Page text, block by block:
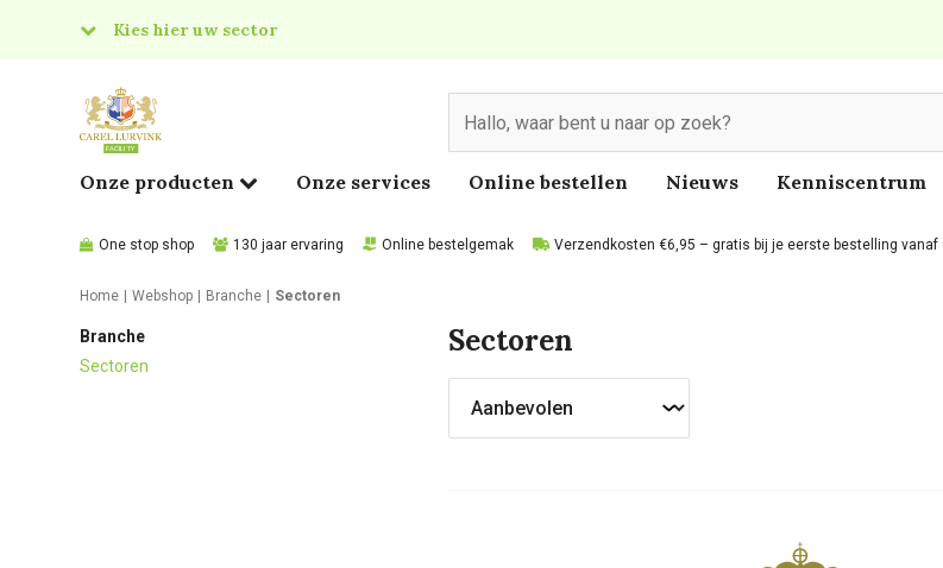
Kies hier uw sector
Food
Onze producten Onze services Online bestellen Nieuws Kenniscentrum
One stop shop 130 jaar ervaring Online bestelgemak Verzendkosten €6,95 – gratis bij je eerste bestelling vanaf
Home Webshop Branche Sectoren
Branche
Sectoren
Sectoren